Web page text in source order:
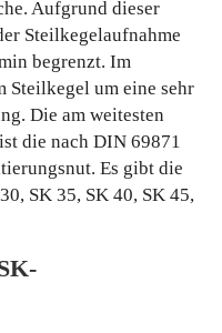
Aufgrund dieser
Steilkegelaufnahme
begrenzt. Im
Steilkegel um eine sehr
Die am weitesten
die nach DIN 69871
Es gibt die
SK 35, SK 40, SK 45,